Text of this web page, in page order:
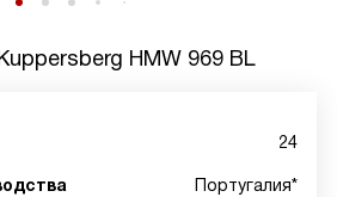
Kuppersberg HMW 969 BL
24
Португалия*